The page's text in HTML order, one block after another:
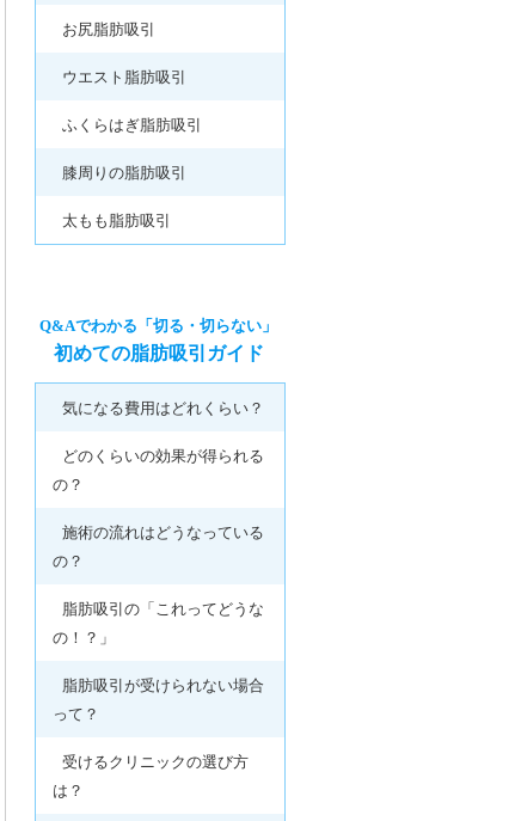
お尻脂肪吸引
ウエスト脂肪吸引
ふくらはぎ脂肪吸引
膝周りの脂肪吸引
太もも脂肪吸引
Q&Aでわかる「切る・切らない」
初めての脂肪吸引ガイド
気になる費用はどれくらい？
どのくらいの効果が得られる
の？
施術の流れはどうなっている
の？
脂肪吸引の「これってどうな
の！？」
脂肪吸引が受けられない場合
って？
受けるクリニックの選び方
は？